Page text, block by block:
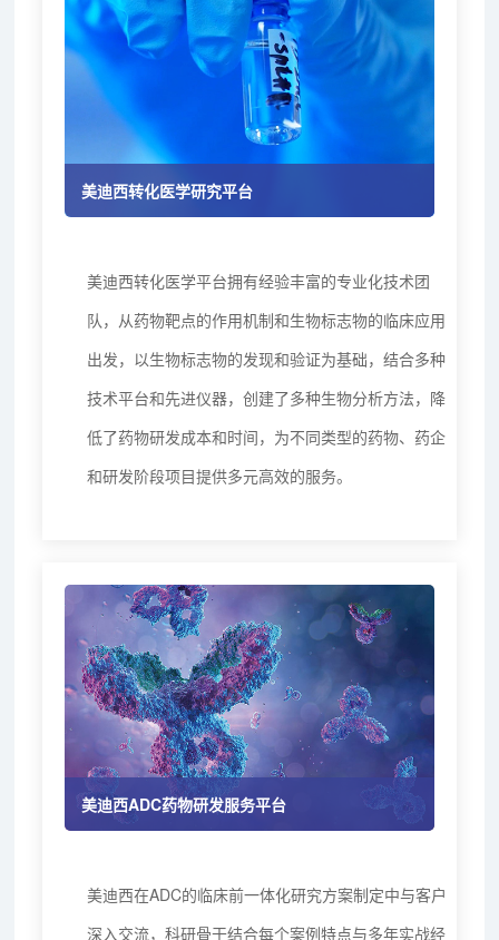
美迪西转化医学研究平台
美迪西转化医学平台拥有经验丰富的专业化技术团
队，从药物靶点的作用机制和生物标志物的临床应用
出发，以生物标志物的发现和验证为基础，结合多种
技术平台和先进仪器，创建了多种生物分析方法，降
低了药物研发成本和时间，为不同类型的药物、药企
和研发阶段项目提供多元高效的服务。
美迪西ADC药物研发服务平台
美迪西在ADC的临床前一体化研究方案制定中与客户
深入交流，科研骨干结合每个案例特点与多年实战经